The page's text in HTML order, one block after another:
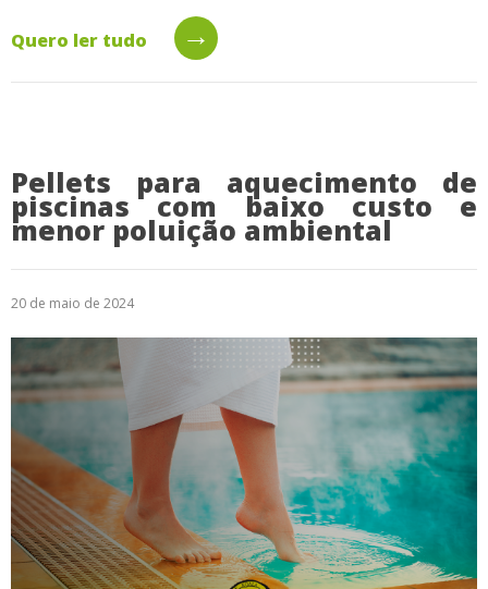
Quero ler tudo →
Pellets para aquecimento de
piscinas com baixo custo e
menor poluição ambiental
20 de maio de 2024